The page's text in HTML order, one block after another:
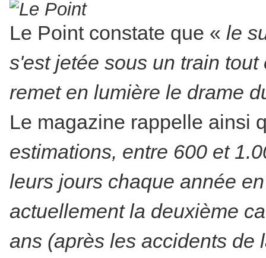
Le Point constate que « le
s'est jetée sous un train
remet en lumière le drame
Le magazine rappelle ainsi
estimations, entre 600 et
leurs jours chaque année
actuellement la deuxième
ans (après les accidents de